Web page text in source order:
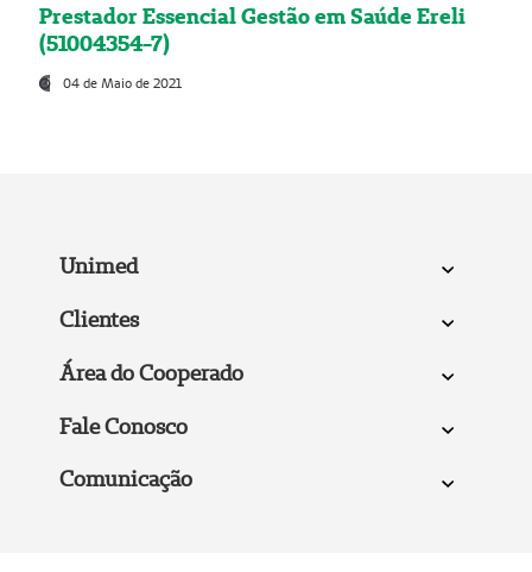
Prestador Essencial Gestão em Saúde Ereli
(51004354-7)
04 de Maio de 2021
Unimed
Clientes
Área do Cooperado
Fale Conosco
Comunicação